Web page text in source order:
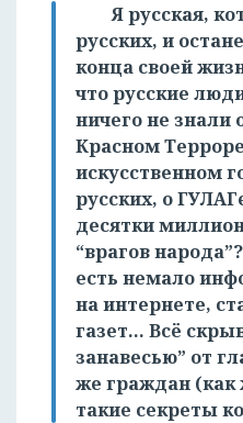
Я русская,
русских, и
конца своей
что русские
ничего не знали
Красном
искусственном
русских, о
десятки
“врагов
есть немало
на интернете,
газет… Всё
занавесью” от
же граждан
такие секреты